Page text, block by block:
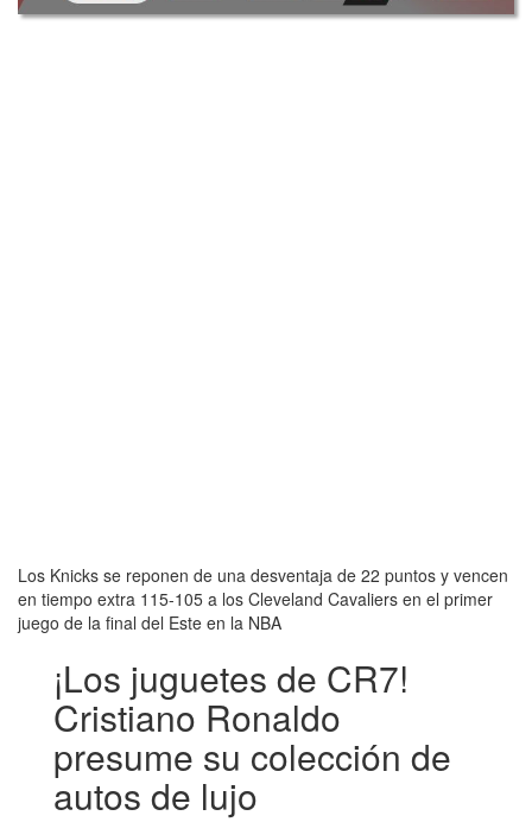
Los Knicks se reponen de una desventaja de 22 puntos y vencen
en tiempo extra 115-105 a los Cleveland Cavaliers en el primer
juego de la final del Este en la NBA
¡Los juguetes de CR7!
Cristiano Ronaldo
presume su colección de
autos de lujo